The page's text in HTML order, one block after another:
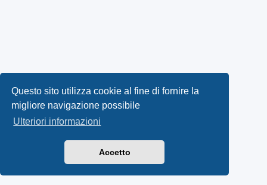
Questo sito utilizza cookie al fine di fornire la
migliore navigazione possibile
Ulteriori informazioni
Accetto